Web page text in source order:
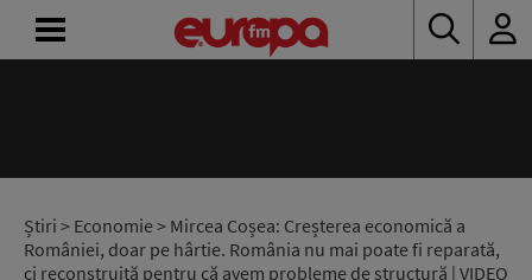
Știri > Economie> Mircea Coșea: Creșterea economică a
României, doar pe hârtie. România nu mai poate fi reparată,
ci reconstruită pentru că avem probleme de structură | VIDEO
RADIO